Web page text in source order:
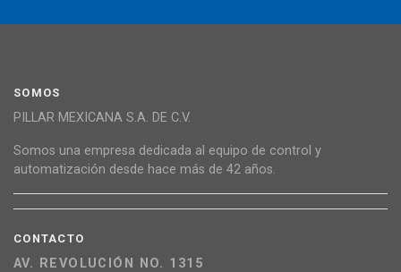
SOMOS
PILLAR MEXICANA S.A. DE C.V.
Somos una empresa dedicada al equipo de control y
automatización desde hace más de 42 años.
CONTACTO
AV. REVOLUCIÓN NO. 1315